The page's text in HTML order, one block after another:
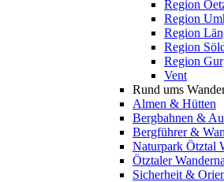
Region
Region
Region
Region
Region
Vent
Rund ums
Almen & Hütten
Bergbahnen &
Bergführer &
Naturpark Ötztal
Ötztaler
Sicherheit &